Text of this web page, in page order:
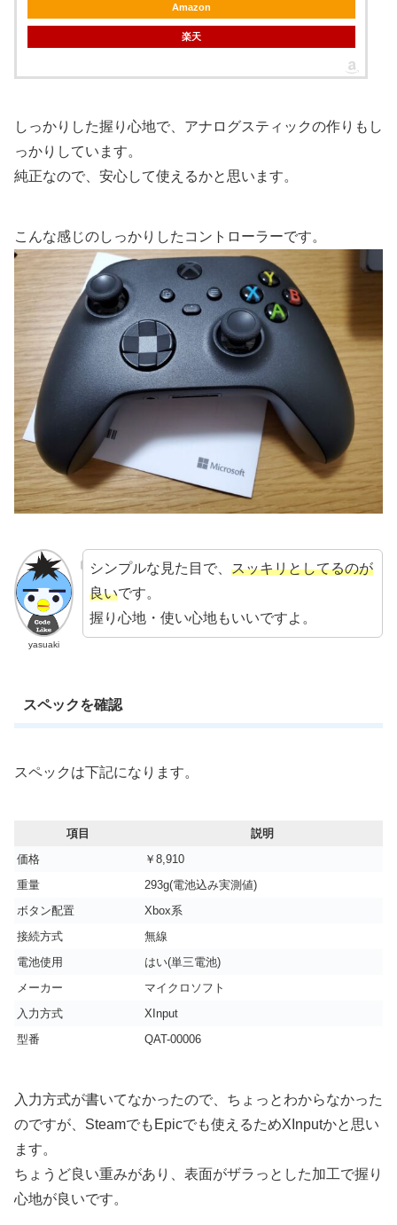
Amazon
楽天
しっかりした握り心地で、アナログスティックの作りもし
っかりしています。
純正なので、安心して使えるかと思います。
こんな感じのしっかりしたコントローラーです。
yasuaki
シンプルな見た目で、 スッキリとしてるのが
良いです。
握り心地・使い心地もいいですよ。
スペックを確認
スペックは下記になります。
項目
説明
価格
￥8,910
重量
293g‎(電池込み実測値)
ボタン配置
Xbox系
接続方式
無線
電池使用
はい(単三電池)
メーカー
マイクロソフト
入力方式
XInput
型番
QAT-00006
入力方式が書いてなかったので、ちょっとわからなかった
のですが、SteamでもEpicでも使えるためXInputかと思い
ます。
ちょうど良い重みがあり、表面がザラっとした加工で握り
心地が良いです。